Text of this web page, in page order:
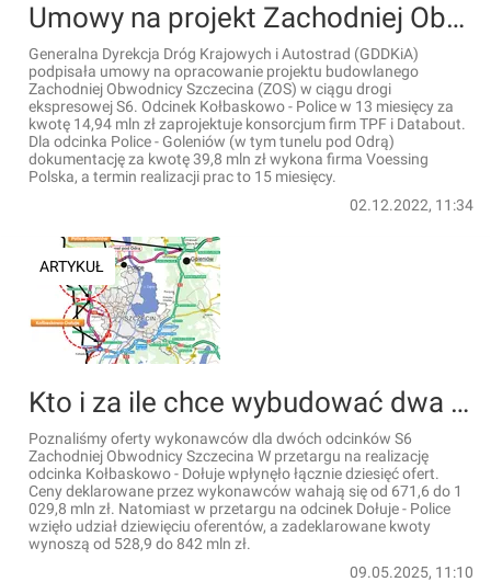
Umowy na projekt Zachodniej Obwodnicy Szczecina w ciągu S6 podpisane
Generalna Dyrekcja Dróg Krajowych i Autostrad (GDDKiA)
podpisała umowy na opracowanie projektu budowlanego
Zachodniej Obwodnicy Szczecina (ZOS) w ciągu drogi
ekspresowej S6. Odcinek Kołbaskowo - Police w 13 miesięcy za
kwotę 14,94 mln zł zaprojektuje konsorcjum firm TPF i Databout.
Dla odcinka Police - Goleniów (w tym tunelu pod Odrą)
dokumentację za kwotę 39,8 mln zł wykona firma Voessing
Polska, a termin realizacji prac to 15 miesięcy.
02.12.2022, 11:34
ARTYKUŁ
Kto i za ile chce wybudować dwa odcinki S6 Zachodniej Obwodnicy Szczecina?
Poznaliśmy oferty wykonawców dla dwóch odcinków S6
Zachodniej Obwodnicy Szczecina W przetargu na realizację
odcinka Kołbaskowo - Dołuje wpłynęło łącznie dziesięć ofert.
Ceny deklarowane przez wykonawców wahają się od 671,6 do 1
029,8 mln zł. Natomiast w przetargu na odcinek Dołuje - Police
wzięło udział dziewięciu oferentów, a zadeklarowane kwoty
wynoszą od 528,9 do 842 mln zł.
09.05.2025, 11:10